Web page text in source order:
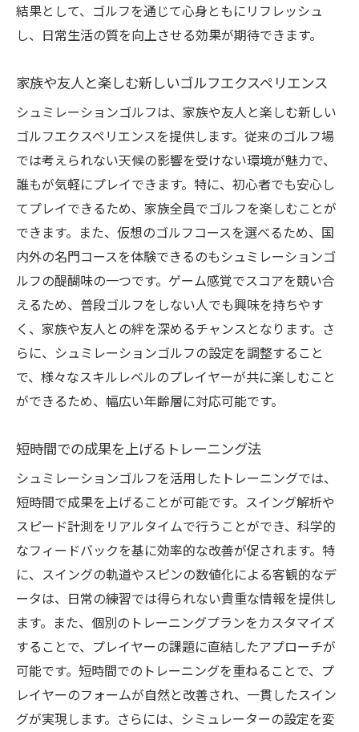
結果として、ゴルフを通じて心身ともにリフレッシュ
し、日常生活の質を向上させる効果が期待できます。
家族や友人と楽しむ新しいゴルフエクスペリエンス
シュミレーションゴルフは、家族や友人と楽しむ新しい
ゴルフエクスペリエンスを提供します。従来のゴルフ場
では考えられない天候の影響を受けない環境が魅力で、
誰もが気軽にプレイできます。特に、初心者でも安心し
てプレイできるため、家族全員でゴルフを楽しむことが
できます。また、仮想のゴルフコースを選べるため、国
内外の名門コースを体験できるのもシュミレーションゴ
ルフの醍醐味の一つです。ゲーム感覚でスコアを競い合
えるため、普段ゴルフをしない人でも興味を持ちやす
く、家族や友人との絆を深めるチャンスとなります。さ
らに、シュミレーションゴルフの設定を調整すること
で、様々なスキルレベルのプレイヤーが共に楽しむこと
ができるため、幅広い年齢層に対応可能です。
短時間での成果を上げるトレーニング法
シュミレーションゴルフを活用したトレーニングでは、
短時間で成果を上げることが可能です。スイング解析や
スピード計測をリアルタイムで行うことができ、科学的
なフィードバックを基に効率的な改善が促されます。特
に、スイングの軌道やスピンの数値化による客観的なデ
ータは、日常の練習では得られない貴重な情報を提供し
ます。また、個別のトレーニングプランをカスタマイズ
することで、プレイヤーの課題に直結したアプローチが
可能です。短時間でのトレーニングを重ねることで、プ
レイヤーのフォームが自然と改善され、一貫したスイン
グが実現します。さらには、シミュレーターの設定を変